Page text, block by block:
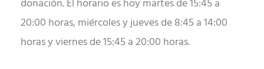
donación. El horario es hoy martes de 15:45 a
20:00 horas, miércoles y jueves de 8:45 a 14:00
horas y viernes de 15:45 a 20:00 horas.